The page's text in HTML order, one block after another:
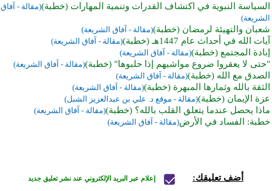
السياسة النبوية في اكتشاف القدرات وتنمية المهارات (خطبة)(مقالة - آفاق
الشريعة)
شعبان والتهيئة لرمضان (خطبة)(مقالة - آفاق الشريعة)
آيات الله في أحداث عام 1447هـ (خطبة) (مقالة - آفاق الشريعة)
إبادة المجتمع (خطبة)(مقالة - آفاق الشريعة)
"حتى لا يعقروا ضروع مواشيهم إذا حلبوها" (خطبة)(مقالة - آفاق الشريعة)
الصدق مع الله (خطبة)(مقالة - آفاق الشريعة)
الثقة بالله وثمارها المبهرة (خطبة)(مقالة - آفاق الشريعة)
عزة الإيمان (خطبة)(مقالة - موقع د. علي بن عبدالعزيز الشبل)
ماذا يحصل عندما يتعلق القلب بالله؟ (خطبة)(مقالة - آفاق الشريعة)
خطبة: الفساد في الأرض(مقالة - آفاق الشريعة)
أضف تعليقك: إعلام عبر البريد الإلكتروني عند نشر تعليق جديد